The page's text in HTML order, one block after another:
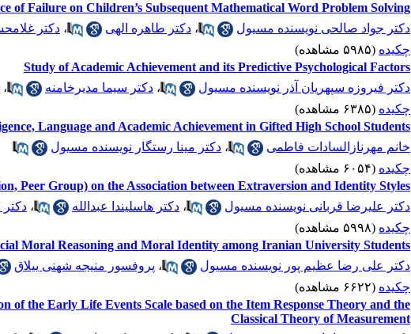
of Failure on Children’s Subsequent Mathematical Word Problem Solving
دکتر جواد صالحی نویسنده مسیول
، دکتر طاهره الهی ، دکتر
چکیده (۵۹۸۵ مشاهده)
Study of Academic Achievement and its Predictive Psychological Factors
دکتر فیروزه سپهریان آذر نویسنده مسیول
، دکتر سیما مدیرخامنه ،
چکیده (۶۳۸۵ مشاهده)
Language and Academic Achievement in Gifted High School Students
خانم مهرنازالسادات فاطمی
، دکتر مینا رستگار نویسنده مسیول
چکیده (۶۰۵۴ مشاهده)
Peer Group) on the Association between Extraversion and Identity Styles
دکتر علیرضا قربانی نویسنده مسیول
، دکتر هاسلیندا عبدالله ، دکتر
چکیده (۵۹۹۸ مشاهده)
Moral Reasoning and Moral Identity among Iranian University Students
دکتر علی رضا عظیم پور نویسنده مسیول
، پروفسور منیجه شهنی ییلاق
چکیده (۶۶۲۲ مشاهده)
of the Early Life Events Scale based on the Item Response Theory and the
Classical Theory of Measurement